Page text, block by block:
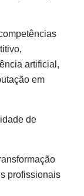
artificial,
em
de
profissionais